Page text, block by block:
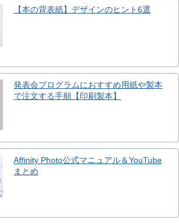
【本の背表紙】デザインのヒント6選
発表会プログラムにおすすめ用紙や製本
で注文する手順【印刷製本】
Affinity Photo公式マニュアル＆YouTube
まとめ